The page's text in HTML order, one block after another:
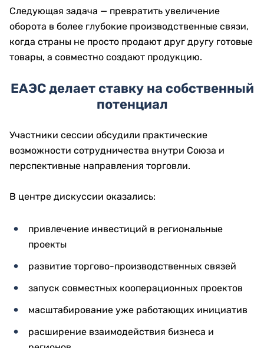
Следующая задача — превратить увеличение
оборота в более глубокие производственные связи,
когда страны не просто продают друг другу готовые
товары, а совместно создают продукцию.
ЕАЭС делает ставку на собственный
потенциал
Участники сессии обсудили практические
возможности сотрудничества внутри Союза и
перспективные направления торговли.
В центре дискуссии оказались:
привлечение инвестиций в региональные
проекты
развитие торгово-производственных связей
запуск совместных кооперационных проектов
масштабирование уже работающих инициатив
расширение взаимодействия бизнеса и